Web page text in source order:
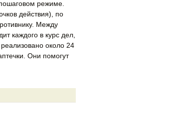
режиме.
действия), по
Между
каждого в курс дел,
около 24
Они помогут